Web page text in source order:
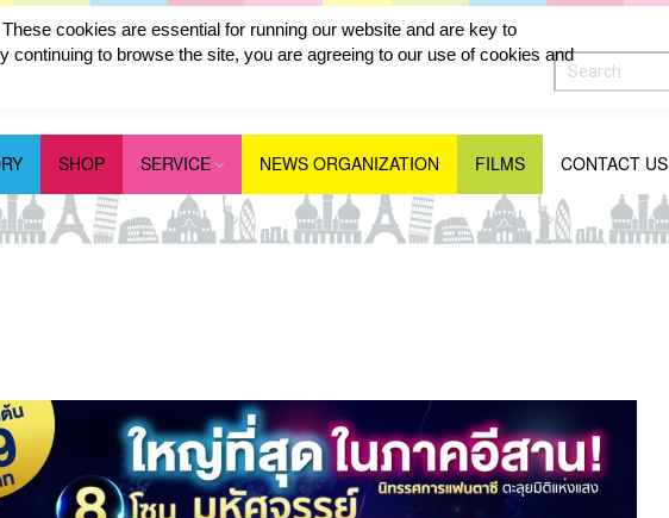
SHOP SERVICE NEWS ORGANIZATION FILMS CONTACT US
cookies are essential for running our website and are key to
to browse the site, you are agreeing to our use of cookies and